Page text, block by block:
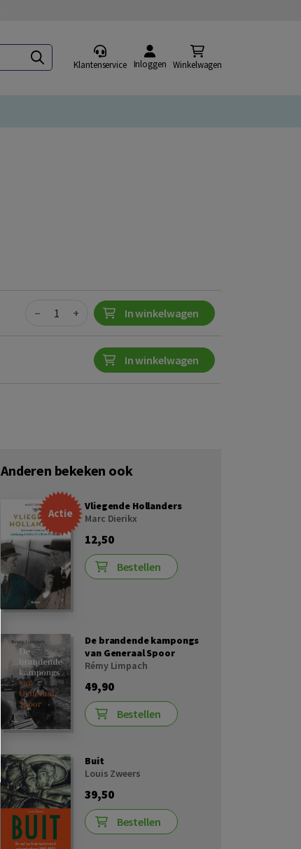
Klantenservice Inloggen Winkelwagen
Quantity
− + In winkelwagen
In winkelwagen
Anderen bekeken ook
Actie
Vliegende Hollanders
Marc Dierikx
12,50
Bestellen
De brandende kampongs
van Generaal Spoor
Rémy Limpach
49,90
Bestellen
Buit
Louis Zweers
39,50
Bestellen